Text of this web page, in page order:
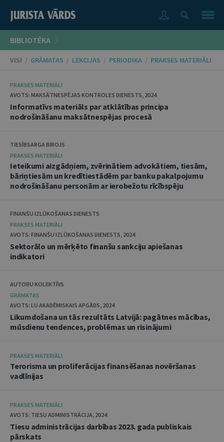
BIBLIOTĒKA
VISI / GRĀMATAS / LEKCIJAS / PERIODIKA / PRAKSES MATERIĀLI
PRAKSES MATERIĀLI
AVOTS: MAKSĀTNESPĒJAS KONTROLES DIENESTS, 2024
Informatīvs materiāls par atklātības principa
nodrošināšanu maksātnespējas procesā
TIESĪBSARGA BIROJS
PRAKSES MATERIĀLI
Ieteikumi aizgādņiem, zvērinātiem advokātiem, tiesām,
bāriņtiesām un kredītiestādēm par banku pakalpojumu
nodrošināšanu personām ar ierobežotu rīcībspēju
FINANŠU IZLŪKOŠANAS DIENESTS
PRAKSES MATERIĀLI
AVOTS: FINANŠU IZLŪKOŠANAS DIENESTS, 2024
Sektorālo un mērķēto finanšu sankciju apiešanas
indikatori
AUTORU KOLEKTĪVS
GRĀMATAS
AVOTS: LU AKADĒMISKAIS APGĀDS, 2024
Likumdošana un tās rezultāts Latvijā: pagātnes mācības,
mūsdienu tendences, problēmas un risinājumi
PRAKSES MATERIĀLI
Terorisma un proliferācijas finansēšanas novēršanas
vadlīnijas
PRAKSES MATERIĀLI
AVOTS: TIESU ADMINISTRĀCIJA, 2024
Tiesu administrācijas darbības 2023. gada publiskais
pārskats